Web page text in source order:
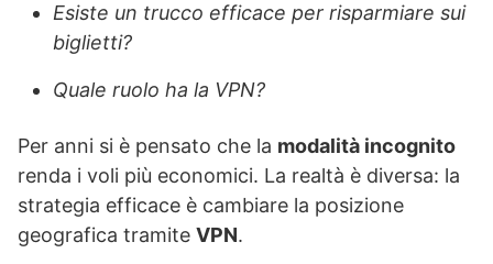
Esiste un trucco efficace per risparmiare sui
biglietti?
Quale ruolo ha la VPN?
Per anni si è pensato che la modalità incognito
renda i voli più economici. La realtà è diversa: la
strategia efficace è cambiare la posizione
geografica tramite VPN.